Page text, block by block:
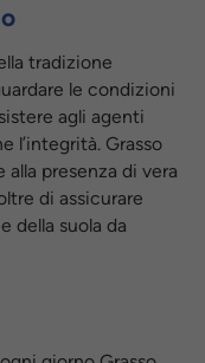
tradizione
le condizioni
agli agenti
l’integrità. Grasso
alla presenza di vera
di assicurare
della suola da